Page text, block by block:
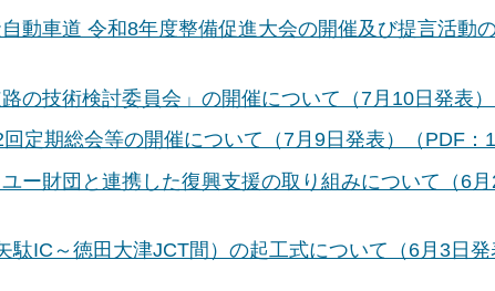
動車道 令和8年度整備促進大会の開催及び提言活動
の技術検討委員会」の開催について（7月10日発表）
定期総会等の開催について（7月9日発表）（PDF：
ー財団と連携した復興支援の取り組みについて（6月
駄IC～徳田大津JCT間）の起工式について（6月3日発